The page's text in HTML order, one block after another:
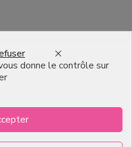
donne le contrôle sur